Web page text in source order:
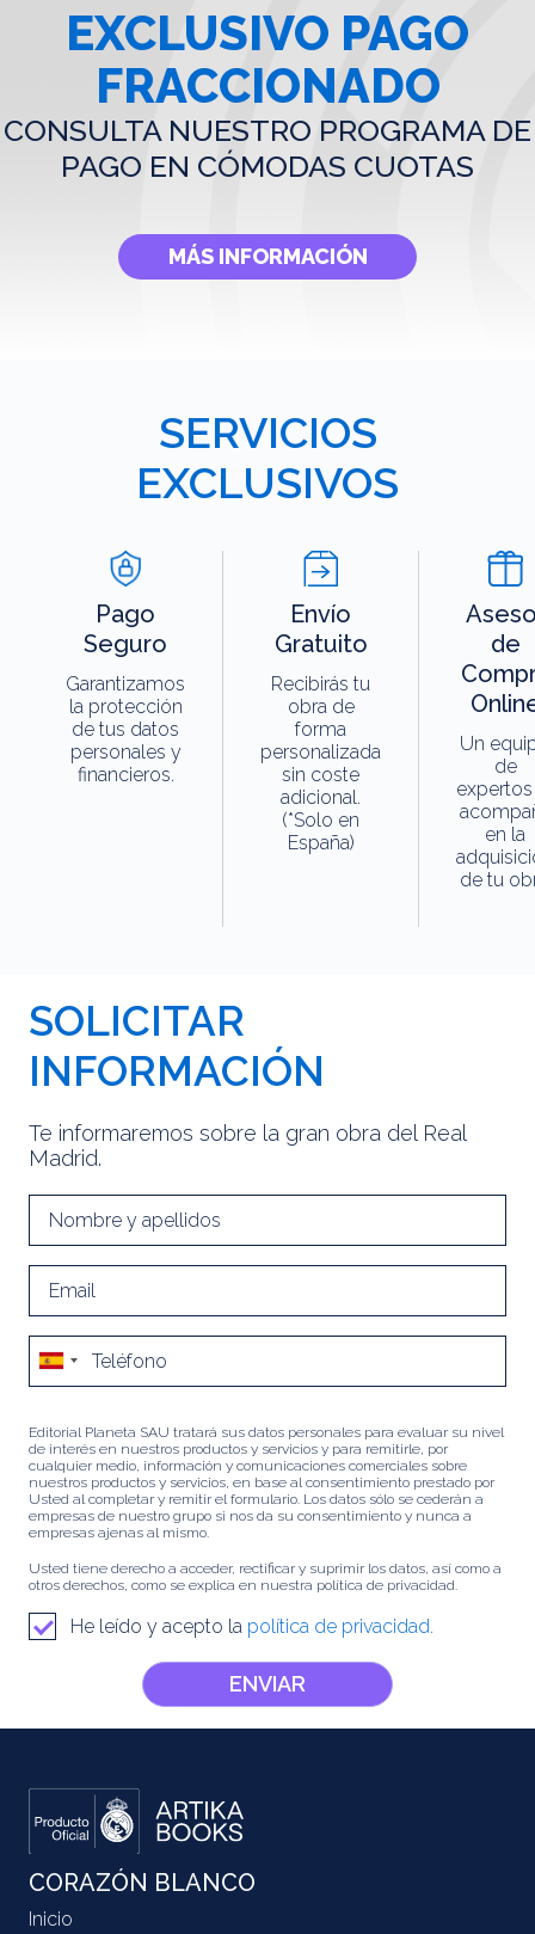
EXCLUSIVO PAGO
FRACCIONADO
CONSULTA NUESTRO PROGRAMA DE
PAGO EN CÓMODAS CUOTAS
MÁS INFORMACIÓN
SERVICIOS
EXCLUSIVOS
Pago
Seguro
Garantizamos
la protección
de tus datos
personales y
financieros.
Envío
Gratuito
Recibirás tu
obra de
forma
personalizada
sin coste
adicional.
(*Solo en
España)
de
Un
de
en la
de tu
SOLICITAR
INFORMACIÓN
Te informaremos sobre la gran obra del Real
Madrid.
Editorial Planeta SAU tratará sus datos personales para evaluar su nivel
de interés en nuestros productos y servicios y para remitirle, por
cualquier medio, información y comunicaciones comerciales sobre
nuestros productos y servicios, en base al consentimiento prestado por
Usted al completar y remitir el formulario. Los datos sólo se cederán a
empresas de nuestro grupo si nos da su consentimiento y nunca a
empresas ajenas al mismo.
Usted tiene derecho a acceder, rectificar y suprimir los datos, así como a
otros derechos, como se explica en nuestra política de privacidad.
He leído y acepto la política de privacidad.
ENVIAR
CORAZÓN BLANCO
Inicio